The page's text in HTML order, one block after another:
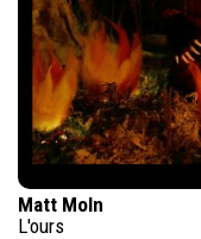
Matt Moln
L'ours